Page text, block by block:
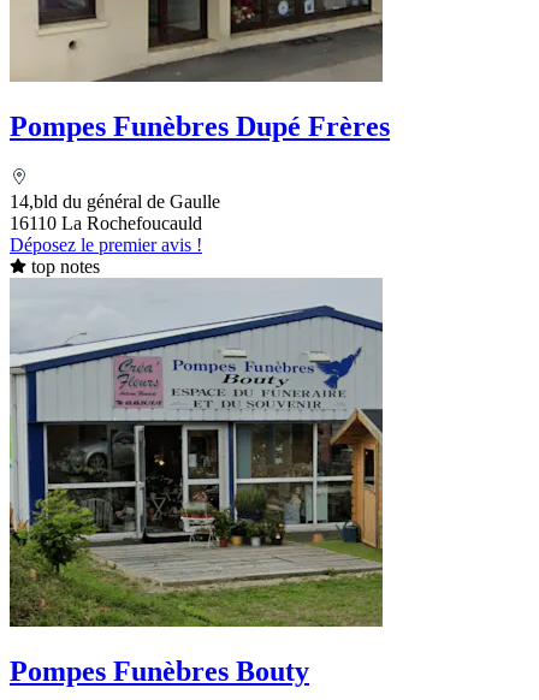
Pompes Funèbres Dupé Frères
14,bld du général de Gaulle
16110 La Rochefoucauld
Déposez le premier avis !
top notes
Pompes Funèbres Bouty